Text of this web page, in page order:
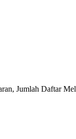
Jumlah Daftar